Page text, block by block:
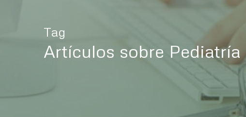
Tag
Artículos sobre Pediatría